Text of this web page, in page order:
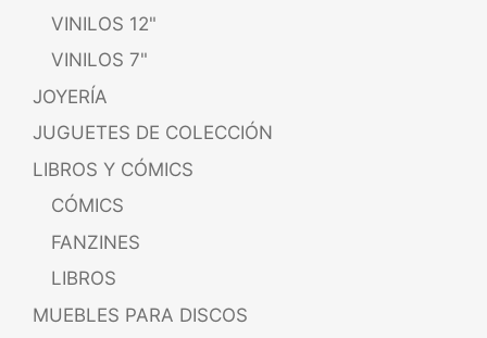
VINILOS 12"
VINILOS 7"
JOYERÍA
JUGUETES DE COLECCIÓN
LIBROS Y CÓMICS
CÓMICS
FANZINES
LIBROS
MUEBLES PARA DISCOS